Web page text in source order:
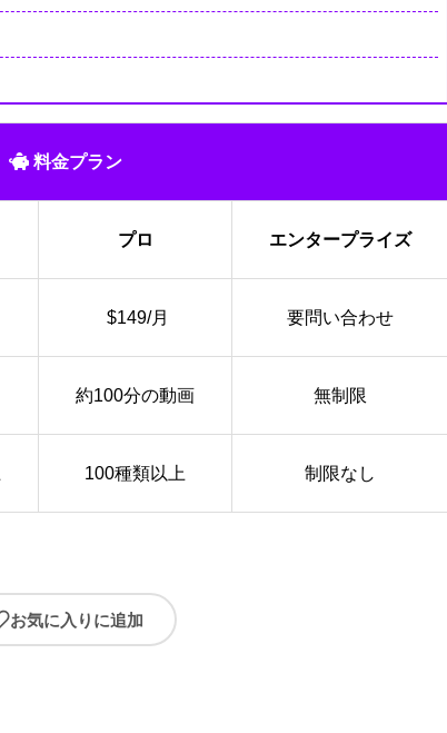
料金プラン
プロ エンタープライズ
$149/月 要問い合わせ
約100分の動画 無制限
100種類以上 制限なし
お気に入りに追加